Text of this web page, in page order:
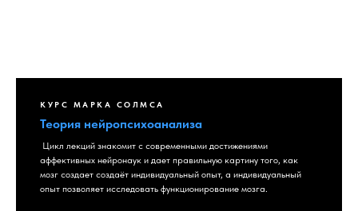
КУРС МАРКА СОЛМСА
Теория нейропсихоанализа
Цикл лекций знакомит с современными достижениями
аффективных нейронаук и дает правильную картину того, как
мозг создает создаёт индивидуальный опыт, а индивидуальный
опыт позволяет исследовать функционирование мозга.